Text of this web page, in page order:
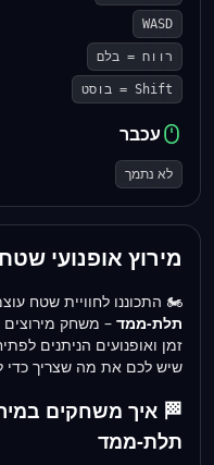
WASD
רווח = בלם
Shift = בוסט
עכבר
לא נתמך
מירוץ אופנועי
🏍️ התכוננו לחוויית שטח
תלת-ממד – משחק מירוצים
זמן ואופנועים הניתנים
שיש לכם את מה שצריך כדי
🏁 איך משחקים
תלת-ממד